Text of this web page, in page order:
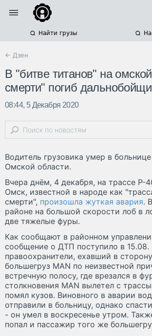
Найти грузы
← Дзен
В "битве титанов" на
смерти" погиб
08:44, 5 Декабря 2020
Водитель грузовика умер в
Омской области.
Вчера днём, 4 декабря, на трассе Р-
Омск, известной в народе как
смерти", произошла жуткая авария.
районе на большой скорости лоб в
две тяжелые фуры.
Как сообщают в районном
сообщение о ДТП поступило в 15.08.
правоохранители, ехавший в
большегруз MAN по неизвестной
встречную полосу, где врезался в
столкновения MAN вылетел с
помял кузов. Виновного в аварии
отправили в больницу, однако
- он умел в воскресенье утром.
попал и пассажир того же